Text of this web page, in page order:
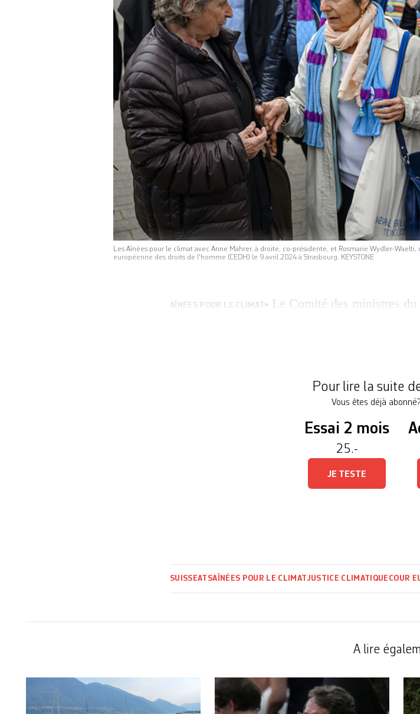
Les Aînées pour le climat avec Anne Mahrer, à droite, co-présidente, et Rosmarie Wydler-
européenne des droits de l'homme (CEDH) le 9 avril 2024 à Strasbourg. KEYSTONE
AÎNÉES POUR LE CLIMAT
Le Comité des ministres
Pour lire la suite
Vous êtes déjà
Essai 2 mois
25.-
JE TESTE
SUISSEATSAÎNÉES POUR LE CLIMATJUSTICE CLIMATIQUE COUR
A lire